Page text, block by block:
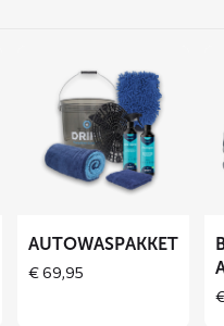
Autowaspakket
AUTOWASPAKKET
€69,95